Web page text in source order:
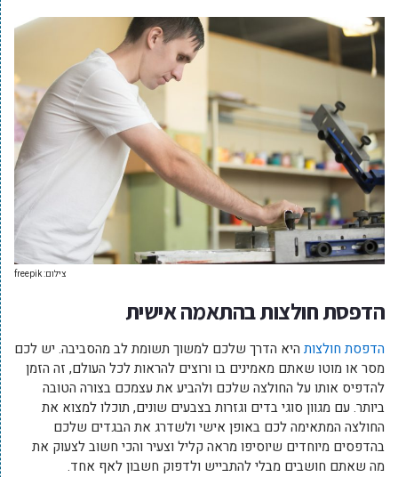
צילום: freepik
הדפסת חולצות בהתאמה אישית
הדפסת חולצות היא הדרך שלכם למשוך תשומת לב מהסביבה. יש לכם
מסר או מוטו שאתם מאמינים בו ורוצים להראות לכל העולם, זה הזמן
להדפיס אותו על החולצה שלכם ולהביע את עצמכם בצורה הטובה
ביותר. עם מגוון סוגי בדים וגזרות בצבעים שונים, תוכלו למצוא את
החולצה המתאימה לכם באופן אישי ולשדרג את הבגדים שלכם
בהדפסים מיוחדים שיוסיפו מראה קליל וצעיר והכי חשוב לצעוק את
מה שאתם חושבים מבלי להתבייש ולדפוק חשבון לאף אחד.